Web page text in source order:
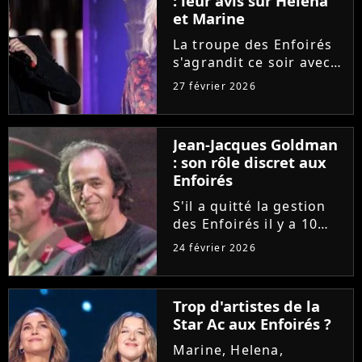
chansons !
et Marine
La troupe des Enfoirés
s'agrandit ce soir avec
notamment l'arrivée de
nouvelle génération qui
inspire Florent Pagny et
Zazie, qui livrent leur
avis sur les deux...
27 février 2026
Jean-Jacques Goldman
: son rôle discret aux
Enfoirés
S'il a quitté la gestion
des Enfoirés il y a 10
ans, Jean-Jacques
l'ombre un rôle
essentiel au sein de la
troupe. Patrick Bruel et
Anne Marcassus
témoignent de...
24 février 2026
Trop d'artistes de la
Star Ac aux Enfoirés ?
Marine, Helena,